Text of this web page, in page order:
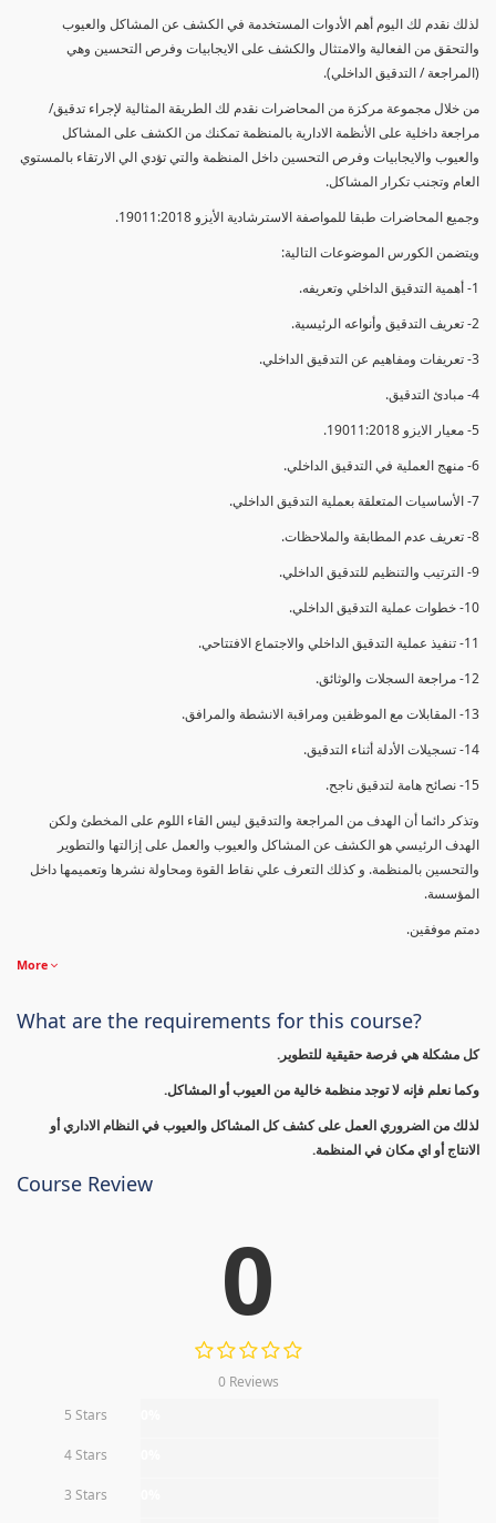
لذلك نقدم لك اليوم أهم الأدوات المستخدمة في الكشف عن المشاكل والعيوب
والتحقق من الفعالية والامتثال والكشف على الايجابيات وفرص التحسين وهي
(المراجعة / التدقيق الداخلي).
من خلال مجموعة مركزة من المحاضرات نقدم لك الطريقة المثالية لإجراء تدقيق/
مراجعة داخلية على الأنظمة الادارية بالمنظمة تمكنك من الكشف على المشاكل
والعيوب والايجابيات وفرص التحسين داخل المنظمة والتي تؤدي الي الارتقاء بالمستوي
العام وتجنب تكرار المشاكل.
وجميع المحاضرات طبقا للمواصفة الاسترشادية الأيزو 19011:2018.
ويتضمن الكورس الموضوعات التالية:
1- أهمية التدقيق الداخلي وتعريفه.
2- تعريف التدقيق وأنواعه الرئيسية.
3- تعريفات ومفاهيم عن التدقيق الداخلي.
4- مبادئ التدقيق.
5- معيار الايزو 19011:2018.
6- منهج العملية في التدقيق الداخلي.
7- الأساسيات المتعلقة بعملية التدقيق الداخلي.
8- تعريف عدم المطابقة والملاحظات.
9- الترتيب والتنظيم للتدقيق الداخلي.
10- خطوات عملية التدقيق الداخلي.
11- تنفيذ عملية التدقيق الداخلي والاجتماع الافتتاحي.
12- مراجعة السجلات والوثائق.
13- المقابلات مع الموظفين ومراقبة الانشطة والمرافق.
14- تسجيلات الأدلة أثناء التدقيق.
15- نصائح هامة لتدقيق ناجح.
وتذكر دائما أن الهدف من المراجعة والتدقيق ليس القاء اللوم على المخطئ ولكن
الهدف الرئيسي هو الكشف عن المشاكل والعيوب والعمل على إزالتها والتطوير
والتحسين بالمنظمة. و كذلك التعرف علي نقاط القوة ومحاولة نشرها وتعميمها داخل
المؤسسة.
دمتم موفقين.
More
What are the requirements for this course?
كل مشكلة هي فرصة حقيقية للتطوير.
وكما نعلم فإنه لا توجد منظمة خالية من العيوب أو المشاكل.
لذلك من الضروري العمل على كشف كل المشاكل والعيوب في النظام الاداري أو
الانتاج أو اي مكان في المنظمة.
Course Review
0
0 Reviews
5 Stars
4 Stars
3 Stars